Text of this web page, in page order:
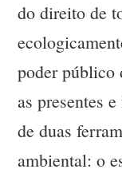
do direito de
poder público
as presentes
de duas
ambiental: o